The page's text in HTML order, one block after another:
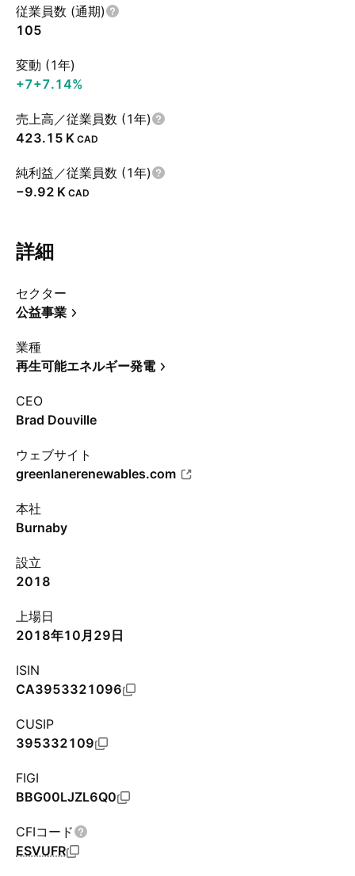
従業員数 (通期)
105
変動 (1年)
+7+7.14%
売上高／従業員数 (1年)
‪423.15 K‬ CAD
純利益／従業員数 (1年)
‪−9.92 K‬ CAD
詳細
セクター
公益事業
業種
再生可能エネルギー発電
CEO
Brad Douville
ウェブサイト
greenlanerenewables.com
本社
Burnaby
設立
2018
上場日
2018年10月29日
ISIN
CA3953321096
CUSIP
395332109
FIGI
BBG00LJZL6Q0
CFIコード
ESVUFR